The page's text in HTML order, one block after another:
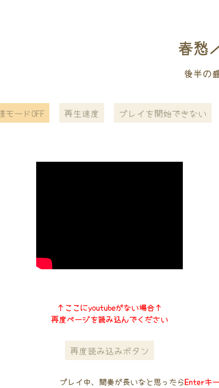
春愁
後半の
モードOFF 再生速度 プレイを開始できない
↑ここにyoutubeがない場合↑
再度ページを読み込んでください
再度読み込みボタン
プレイ中、間奏が長いなと思ったらEnterキ